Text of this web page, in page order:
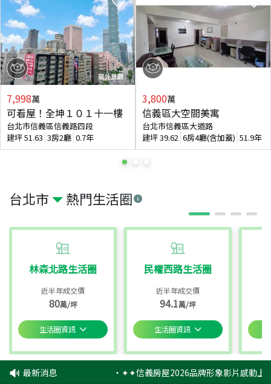
台北市 熱門生活圈
林森北路生活圈
近半年成交價
80萬/坪
生活圈資訊
民權西路生活圈
近半年成交價
94.1萬/坪
生活圈資訊
7,998萬
可看屋！全坤１０１十一樓
台北市信義區信義路四段
建坪51.63 3房2廳 0.7年
3,800萬
信義區大空間美寓
台北市信義區大道路
建坪39.62 6房4廳(含加蓋) 51.9年
最新消息 ‧✦✦信義房屋2026品牌形象影片感動上